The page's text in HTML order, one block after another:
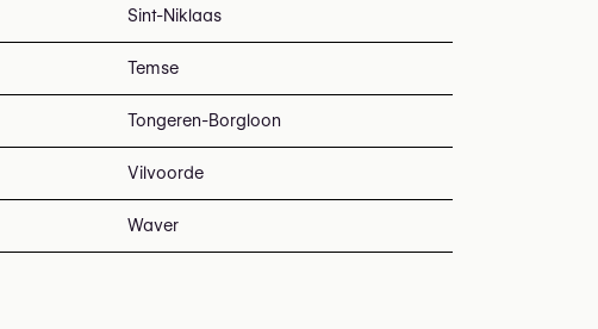
Sint-Niklaas
Temse
Tongeren-Borgloon
Vilvoorde
Waver